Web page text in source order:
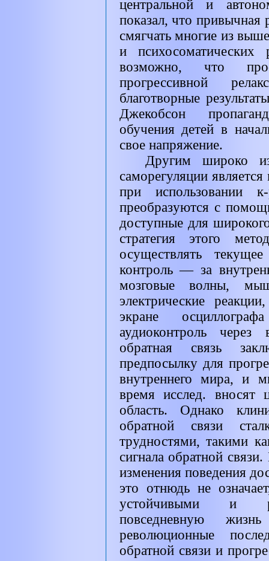
центральной и
показал, что привычная
смягчать многие из
и психосоматических
возможно, что
прогрессивной
благотворные
Джекобсон
обучения детей в
свое напряжение.
Другим широко
саморегуляции
при использовании
преобразуются с
доступные для
стратегия этого
осуществлять
контроль — за
мозговые волны,
электрические
экране
аудиоконтроль
обратная связь
предпосылку для
внутреннего мира, и
время исслед.
область. Однако
обратной связи
трудностями, такими
сигнала обратной
изменения поведения
это отнюдь не
устойчивыми и
повседневную
революционные
обратной связи и